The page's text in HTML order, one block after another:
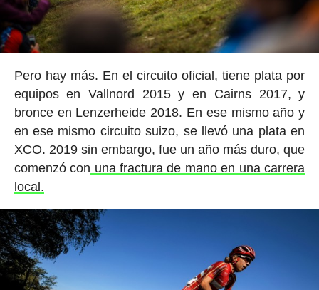
Pero hay más. En el circuito oficial, tiene plata por
equipos en Vallnord 2015 y en Cairns 2017, y
bronce en Lenzerheide 2018. En ese mismo año y
en ese mismo circuito suizo, se llevó una plata en
XCO. 2019 sin embargo, fue un año más duro, que
comenzó con una fractura de mano en una carrera
local.